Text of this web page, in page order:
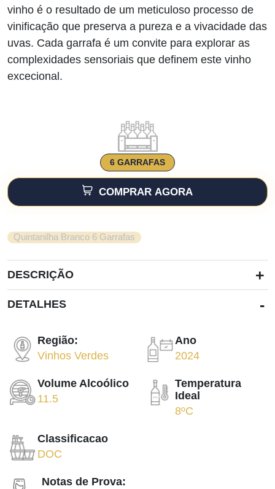
vinho é o resultado de um meticuloso processo de
vinificação que preserva a pureza e a vivacidade das
uvas. Cada garrafa é um convite para explorar as
complexidades sensoriais que definem este vinho
excecional.
6 GARRAFAS
COMPRAR AGORA
Quintanilha Branco 6 Garrafas
DESCRIÇÃO +
DETALHES -
Região:
Vinhos Verdes
Ano
2024
Volume Alcoólico
11.5
Temperatura
Ideal
8ºC
Classificacao
DOC
Notas de Prova: